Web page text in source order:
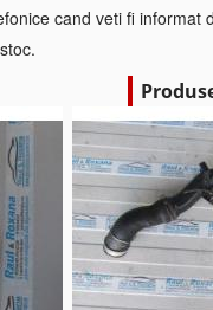
cand veti fi